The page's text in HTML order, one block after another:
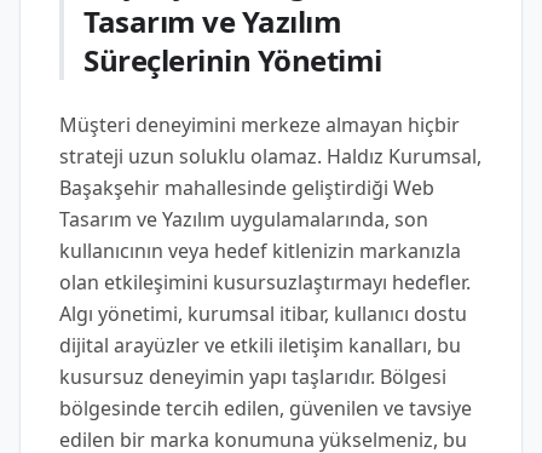
Tasarım ve Yazılım
Süreçlerinin Yönetimi
Müşteri deneyimini merkeze almayan hiçbir
strateji uzun soluklu olamaz. Haldız Kurumsal,
Başakşehir mahallesinde geliştirdiği Web
Tasarım ve Yazılım uygulamalarında, son
kullanıcının veya hedef kitlenizin markanızla
olan etkileşimini kusursuzlaştırmayı hedefler.
Algı yönetimi, kurumsal itibar, kullanıcı dostu
dijital arayüzler ve etkili iletişim kanalları, bu
kusursuz deneyimin yapı taşlarıdır. Bölgesi
bölgesinde tercih edilen, güvenilen ve tavsiye
edilen bir marka konumuna yükselmeniz, bu